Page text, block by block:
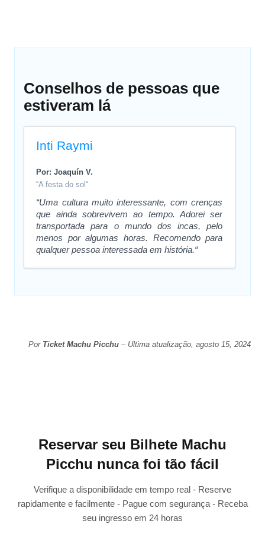
Conselhos de pessoas que
estiveram lá
Inti Raymi
Por: Joaquín V.
“A festa do sol“
“Uma cultura muito interessante, com crenças
que ainda sobrevivem ao tempo. Adorei ser
transportada para o mundo dos incas, pelo
menos por algumas horas. Recomendo para
qualquer pessoa interessada em história.“
Por Ticket Machu Picchu– Ultima atualização, agosto 15, 2024
Reservar seu Bilhete Machu
Picchu nunca foi tão fácil
Verifique a disponibilidade em tempo real - Reserve
rapidamente e facilmente - Pague com segurança - Receba
seu ingresso em 24 horas